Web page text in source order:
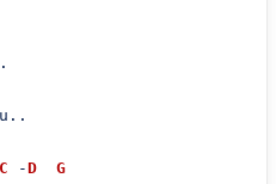
C -D
G